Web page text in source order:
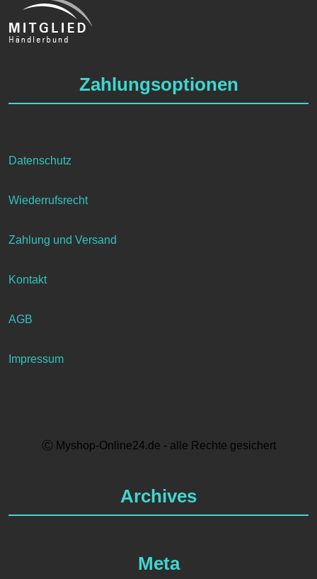
Zahlungsoptionen
Datenschutz
Wiederrufsrecht
Zahlung und Versand
Kontakt
AGB
Impressum
Ⓒ Myshop-Online24.de - alle Rechte gesichert
Archives
Meta